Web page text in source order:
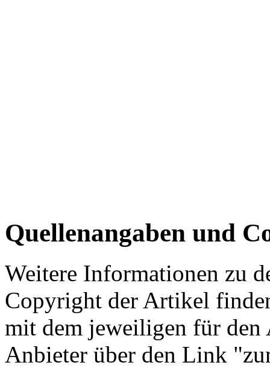
Quellenangaben und
Weitere Informationen zu
Copyright der Artikel
mit dem jeweiligen für
Anbieter über den Link